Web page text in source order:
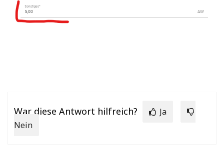
War diese Antwort hilfreich?
Ja
Nein